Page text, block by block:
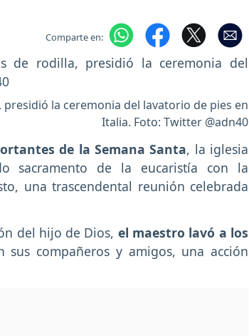
Comparte en:
la ceremonia del lavatorio de pies en
Italia. Foto: Twitter @adn40
de la Semana Santa, la iglesia
sacramento de la eucaristía con la
una trascendental reunión celebrada
del hijo de Dios, el maestro lavó a los
sus compañeros y amigos, una acción